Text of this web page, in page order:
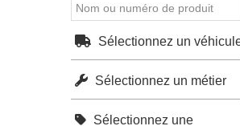
Sélectionnez un
Sélectionnez un métier
Sélectionnez une